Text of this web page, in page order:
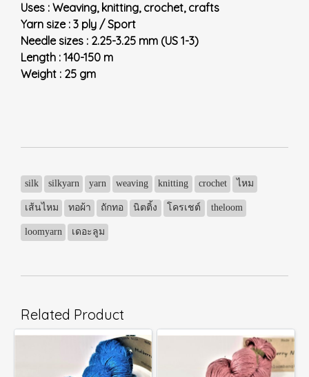
Uses : Weaving, knitting, crochet, crafts
Yarn size : 3 ply / Sport
Needle sizes : 2.25-3.25 mm (US 1-3)
Length : 140-150 m
Weight : 25 gm
silk silkyarn yarn weaving knitting crochet ไหม
เส้นไหม ทอผ้า ถักทอ นิตติ้ง โครเชต์ theloom
loomyarn เดอะลูม
Related Product